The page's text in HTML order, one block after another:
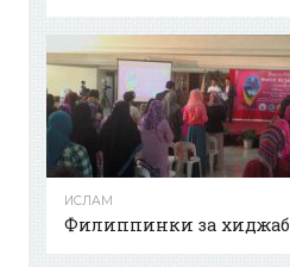
ИСЛАМ
Филиппинки за хиджаб